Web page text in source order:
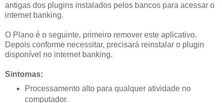
antigas dos plugins instalados pelos bancos para acessar o
internet banking.
O Plano é o seguinte, primeiro remover este aplicativo.
Depois conforme necessitar, precisará reinstalar o plugin
disponível no internet banking.
Sintomas:
Processamento alto para qualquer atividade no
computador.